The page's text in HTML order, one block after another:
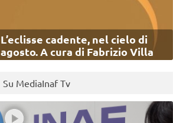
L’eclisse cadente, nel cielo di
agosto. A cura di Fabrizio Villa
Su MediaInaf Tv